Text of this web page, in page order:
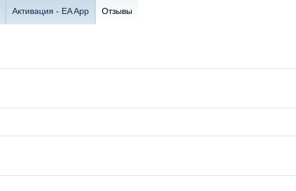
Активация - EA App Отзывы